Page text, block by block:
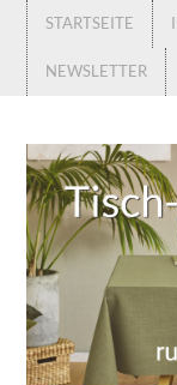
STARTSEITE
NEWSLETTER